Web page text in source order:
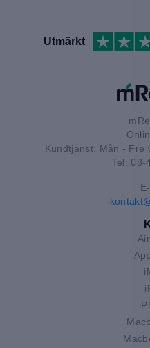
Utmärkt
Kundtjänst: Mån - Fre
Tel: 08-